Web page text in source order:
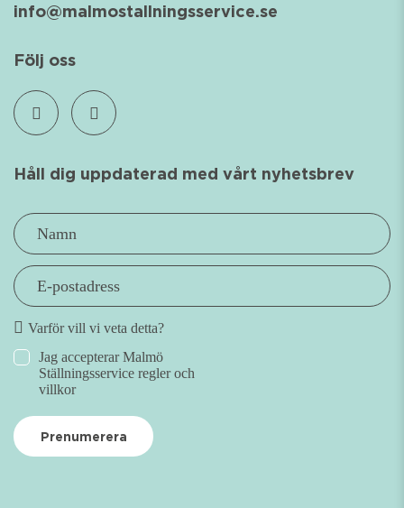
info@malmostallningsservice.se
Följ oss
Håll dig uppdaterad med vårt nyhetsbrev
postadress *
Varför vill vi veta detta?
Jag accepterar Malmö
Ställningsservice regler och
villkor